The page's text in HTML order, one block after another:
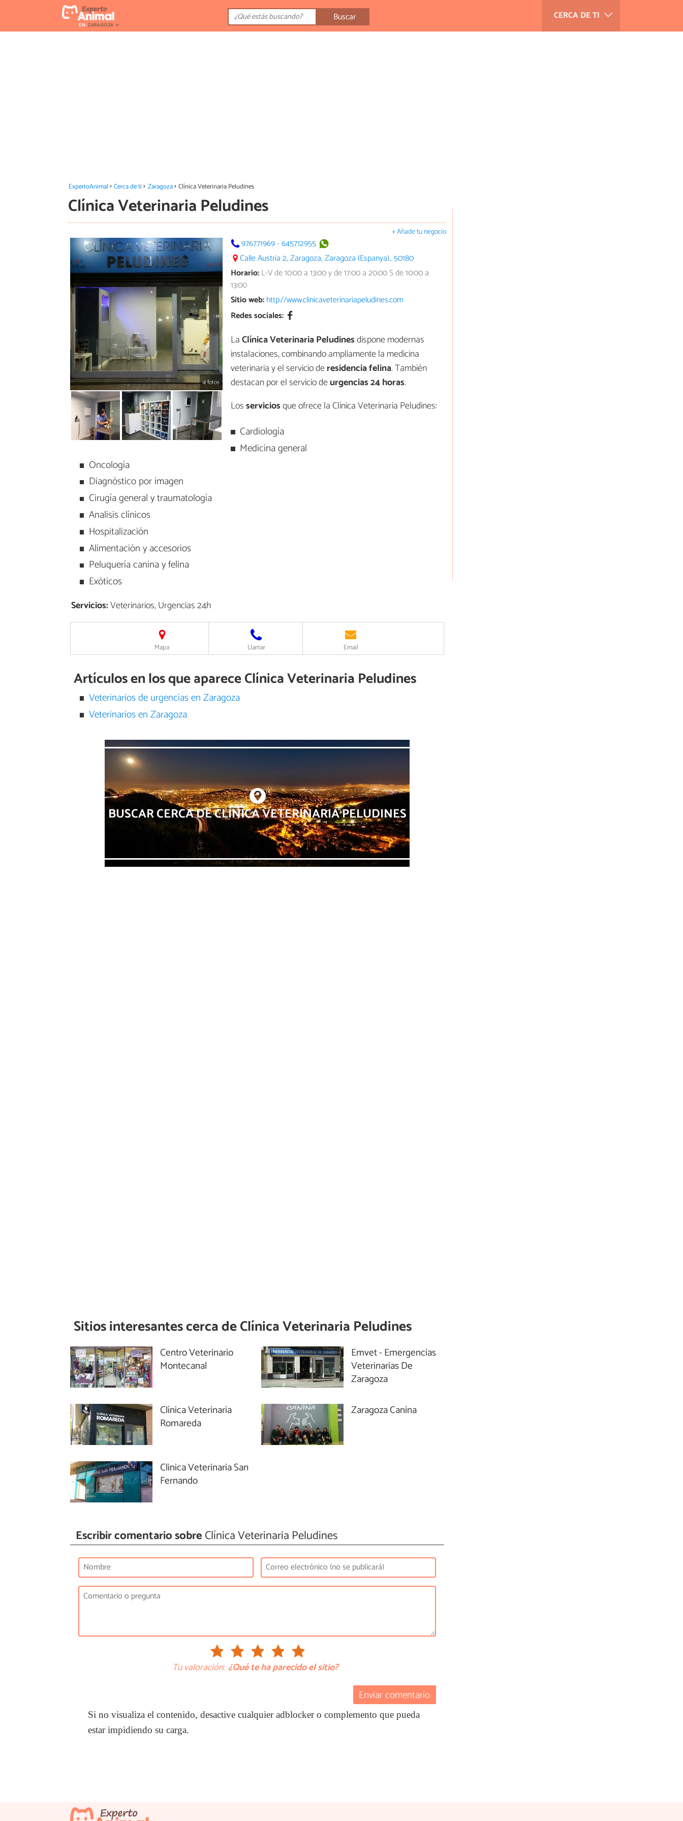
CERCA DE TI
EN:ZARAGOZA
Buscar
ExpertoAnimal Cerca de ti Zaragoza Clínica Veterinaria Peludines
Clínica Veterinaria Peludines
+ Añade tu negocio
4 fotos
976771969-645712955
Calle Austria 2, Zaragoza, Zaragoza (Espanya)., 50180
Horario:L-V de 10:00 a 13:00 y de 17:00 a 20:00 S de 10:00 a
13:00
Sitio web:http://www.clinicaveterinariapeludines.com
Redes sociales:
LaClínica Veterinaria Peludinesdispone modernas
instalaciones, combinando ampliamente la medicina
veterinaria y el servicio deresidencia felina. También
destacan por el servicio deurgencias 24 horas.
Losserviciosque ofrece la Clínica Veterinaria Peludines:
Cardiología
Medicina general
Oncología
Diagnóstico por imagen
Cirugía general y traumatología
Analisis clínicos
Hospitalización
Alimentación y accesorios
Peluquería canina y felina
Exóticos
Servicios:Veterinarios, Urgencias 24h
Mapa Llamar Email
Artículos en los que aparece Clínica Veterinaria Peludines
Veterinarios de urgencias en Zaragoza
Veterinarios en Zaragoza
BUSCAR CERCA DE CLÍNICA VETERINARIA PELUDINES
Sitios interesantes cerca deClínica Veterinaria Peludines
Centro Veterinario
Montecanal
Emvet - Emergencias
Veterinarias De
Zaragoza
Clínica Veterinaria
Romareda
Zaragoza Canina
Clinica Veterinaria San
Fernando
Escribir comentario sobreClínica Veterinaria Peludines
Tu valoración: ¿Qué te ha parecido el sitio?
Enviar comentario
Si no visualiza el contenido, desactive cualquier adblocker o complemento que pueda
estar impidiendo su carga.